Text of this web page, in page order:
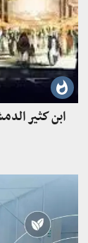
ابن كثير